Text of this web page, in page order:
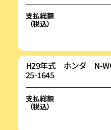
支払総額
（税込）
H29年式 ホンダ N-
25-1645
支払総額
（税込）